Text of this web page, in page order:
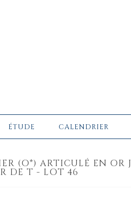
ÉTUDE CALENDRIER
(O*) ARTICULÉ EN OR
DE T - LOT 46